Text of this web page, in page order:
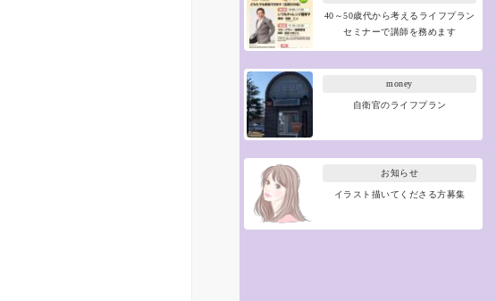
40～50歳代から考えるライフプラン
セミナーで講師を務めます
money
自衛官のライフプラン
お知らせ
イラスト描いてくださる方募集